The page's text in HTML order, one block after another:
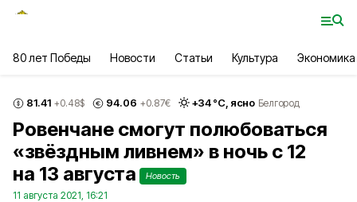
80 лет Победы Новости Статьи Культура Экономика
81.41 +0.48$ 94.06 +0.87€ +34°С, ясно Белгород
Ровенчане смогут полюбоваться
«звёздным ливнем» в ночь с 12
на 13 августа
Новость
11 августа 2021, 16:21